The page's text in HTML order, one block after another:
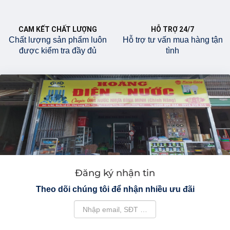
CAM KẾT CHẤT LƯỢNG
Chất lượng sản phẩm luôn
được kiểm tra đầy đủ
HỖ TRỢ 24/7
Hỗ trợ tư vấn mua hàng tận
tình
Đăng ký nhận tin
Theo dõi chúng tôi để nhận nhiều ưu đãi